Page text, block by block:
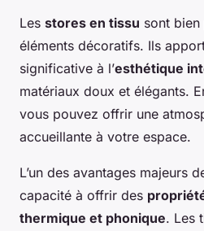
Les stores en tissu sont
éléments décoratifs. Ils
significative à l’esthétique
matériaux doux et élégants.
vous pouvez offrir une
accueillante à votre espace.
L’un des avantages majeurs
capacité à offrir des
thermique et phonique. Les